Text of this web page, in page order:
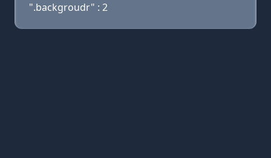
".backgroudr" : 2